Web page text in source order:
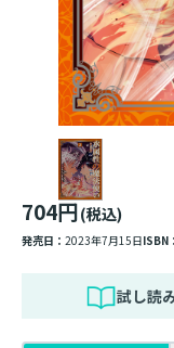
704円(税込)
発売日： 2023年7月15日ISBN：
試し読